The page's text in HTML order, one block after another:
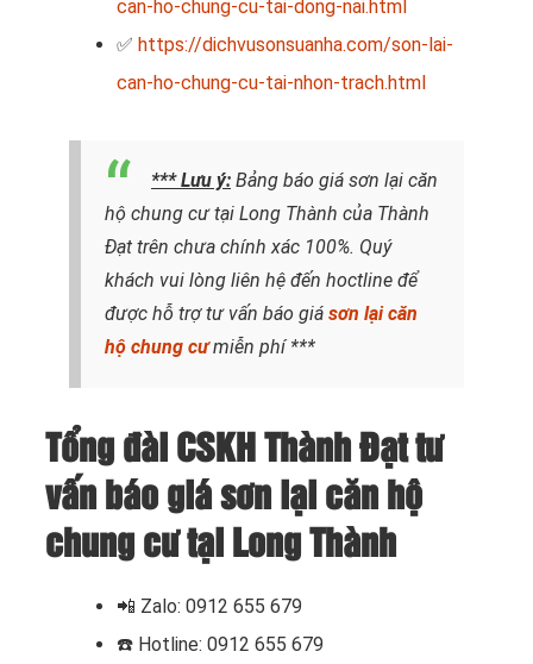
can-ho-chung-cu-tai-dong-nai.html
✅ https://dichvusonsuanha.com/son-lai-
can-ho-chung-cu-tai-nhon-trach.html
*** Lưu ý: Bảng báo giá sơn lại căn
hộ chung cư tại Long Thành của Thành
Đạt trên chưa chính xác 100%. Quý
khách vui lòng liên hệ đến hoctline để
được hỗ trợ tư vấn báo giá sơn lại căn
hộ chung cưmiễn phí ***
Tổng đài CSKH Thành Đạt tư
vấn báo giá sơn lại căn hộ
chung cư tại Long Thành
📲 Zalo: 0912 655 679
☎️ Hotline: 0912 655 679